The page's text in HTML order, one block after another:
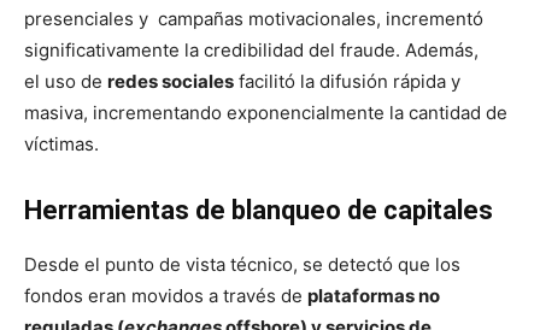
presenciales y campañas motivacionales, incrementó
significativamente la credibilidad del fraude. Además,
el uso de redes sociales facilitó la difusión rápida y
masiva, incrementando exponencialmente la cantidad de
víctimas.
Herramientas de blanqueo de capitales
Desde el punto de vista técnico, se detectó que los
fondos eran movidos a través de plataformas no